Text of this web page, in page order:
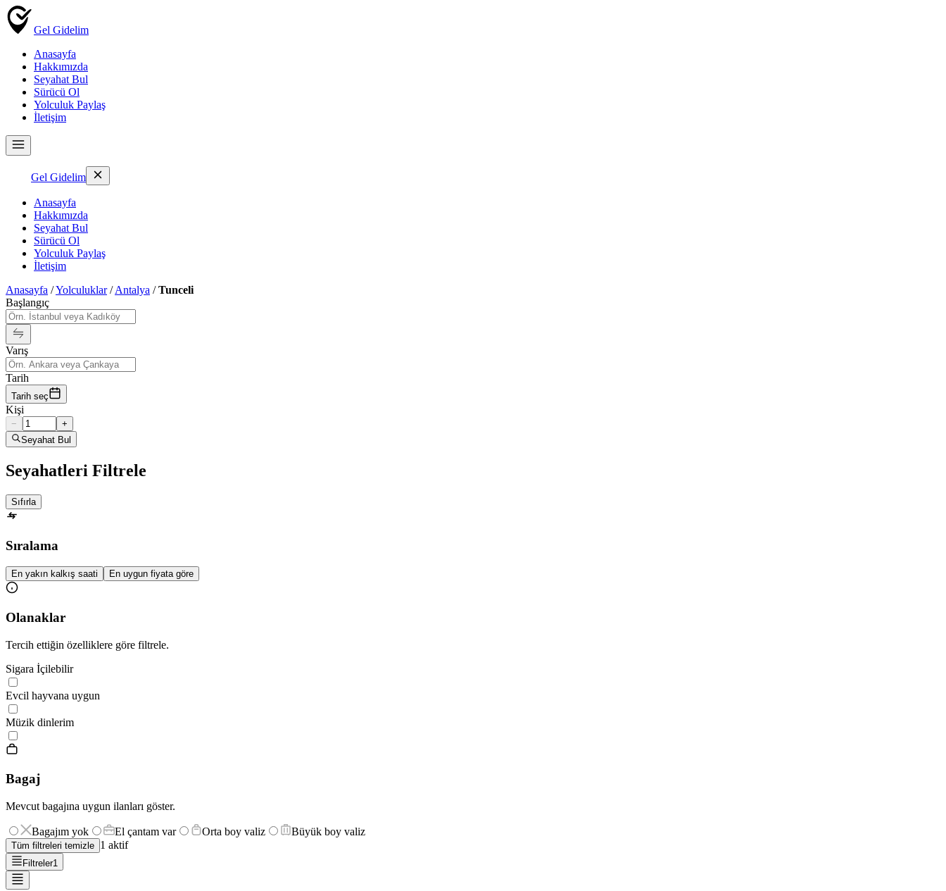
Gel Gidelim
Anasayfa
Hakkımızda
Seyahat Bul
Sürücü Ol
Yolculuk Paylaş
İletişim
Gel Gidelim
Anasayfa
Hakkımızda
Seyahat Bul
Sürücü Ol
Yolculuk Paylaş
İletişim
Anasayfa /Yolculuklar/Antalya /Tunceli
Başlangıç
Varış
Tarih
Tarih seç
Kişi
−
+
Seyahat Bul
Seyahatleri Filtrele
Sıfırla
Sıralama
En yakın kalkış saati En uygun fiyata göre
Olanaklar
Tercih ettiğin özelliklere göre filtrele.
Sigara İçilebilir
Evcil hayvana uygun
Müzik dinlerim
Bagaj
Mevcut bagajına uygun ilanları göster.
Bagajım yok El çantam var Orta boy valiz Büyük boy valiz
Tüm filtreleri temizle 1 aktif
Filtreler1